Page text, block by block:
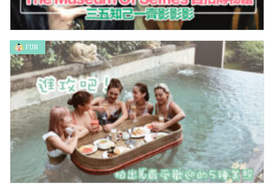
(期間限定）自拍博物館～姊妹們齊齊相啦！
FUN